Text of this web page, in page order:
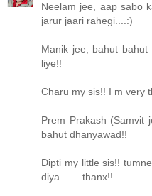
Neelam jee, aap sabo
jarur jaari rahegi....:)
Manik jee, bahut
liye!!
Charu my sis!! I m very
Prem Prakash (Samvit
bahut dhanyawad!!
Dipti my little sis!!
diya........thanx!!